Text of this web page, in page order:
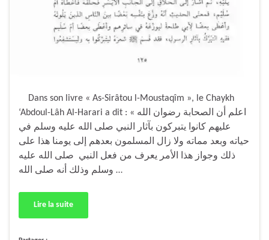
Dans son livre « As-Sirâtou l-Moustaqîm », le Chaykh
‘Abdoul-Lâh Al-Harari a dit : « اعلم أن الصحابة رضوان الله
عليهم كانوا يتبركون بآثار النبي صلى الله عليه وسلم في
حياته وبعد مماته ولا زال المسلمون بعدهم إلى يومنا هذا على
ذلك وجواز هذا الأمر يعرف من فعل النبي صلى الله عليه
وسلم وذلك أنه صلى الله …
Lire la suite